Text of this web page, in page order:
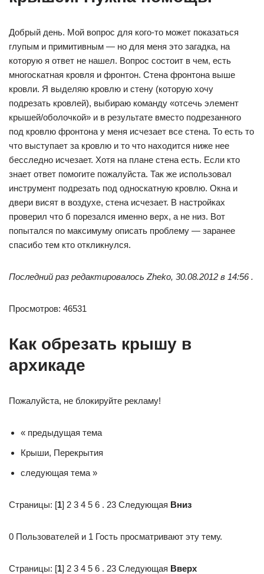
Добрый день. Мой вопрос для кого-то может показаться
глупым и примитивным — но для меня это загадка, на
которую я ответ не нашел. Вопрос состоит в чем, есть
многоскатная кровля и фронтон. Стена фронтона выше
кровли. Я выделяю кровлю и стену (которую хочу
подрезать кровлей), выбираю команду «отсечь элемент
крышей/оболочкой» и в результате вместо подрезанного
под кровлю фронтона у меня исчезает все стена. То есть то
что выступает за кровлю и то что находится ниже нее
бесследно исчезает. Хотя на плане стена есть. Если кто
знает ответ помогите пожалуйста. Так же использовал
инструмент подрезать под односкатную кровлю. Окна и
двери висят в воздухе, стена исчезает. В настройках
проверил что б порезался именно верх, а не низ. Вот
попытался по максимуму описать проблему — заранее
спасибо тем кто откликнулся.
Последний раз редактировалось Zheko, 30.08.2012 в 14:56 .
Просмотров: 46531
Как обрезать крышу в
архикаде
Пожалуйста, не блокируйте рекламу!
« предыдущая тема
Крыши, Перекрытия
следующая тема »
Страницы: [1] 2 3 4 5 6 . 23 Следующая Вниз
0 Пользователей и 1 Гость просматривают эту тему.
Страницы: [1] 2 3 4 5 6 . 23 Следующая Вверх